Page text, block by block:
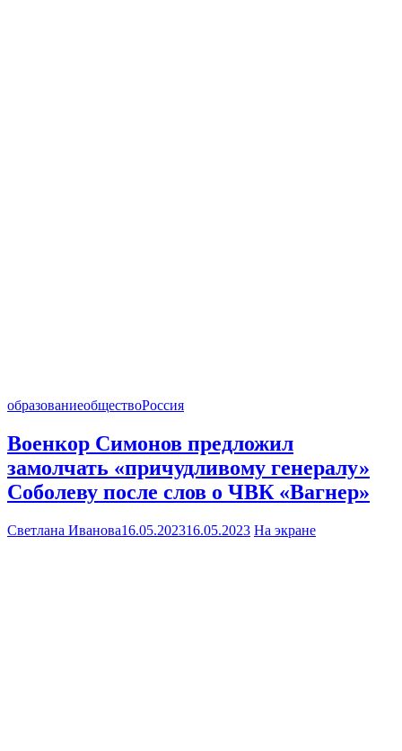
образованиеобществоРоссия
Военкор Симонов предложил
замолчать «причудливому генералу»
Соболеву после слов о ЧВК «Вагнер»
Светлана Иванова16.05.202316.05.2023 На экране